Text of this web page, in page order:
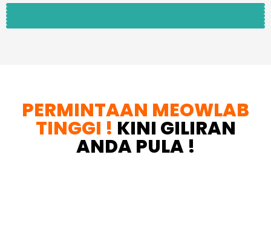
PERMINTAAN MEOWLAB
TINGGI ! KINI GILIRAN
ANDA PULA !